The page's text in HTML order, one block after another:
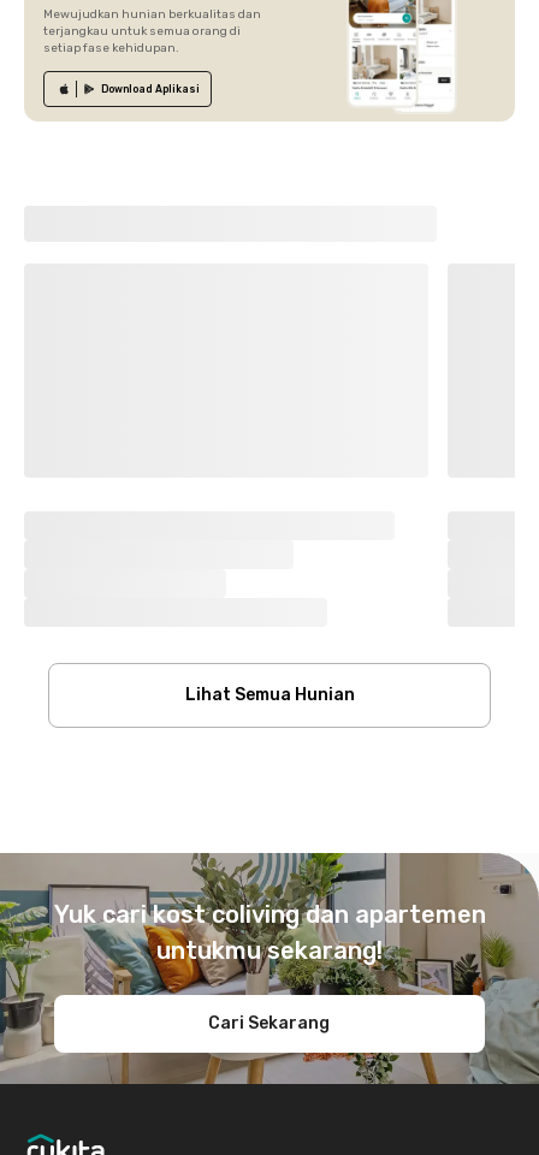
Mewujudkan hunian berkualitas dan
terjangkau untuk semua orang di
setiap fase kehidupan.
Download Aplikasi
Lihat Semua Hunian
Yuk cari kost coliving dan apartemen
untukmu sekarang!
Cari Sekarang